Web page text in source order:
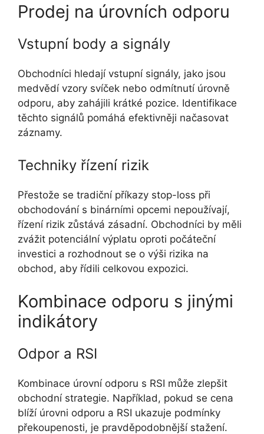
Prodej na úrovních odporu
Vstupní body a signály
Obchodníci hledají vstupní signály, jako jsou
medvědí vzory svíček nebo odmítnutí úrovně
odporu, aby zahájili krátké pozice. Identifikace
těchto signálů pomáhá efektivněji načasovat
záznamy.
Techniky řízení rizik
Přestože se tradiční příkazy stop-loss při
obchodování s binárními opcemi nepoužívají,
řízení rizik zůstává zásadní. Obchodníci by měli
zvážit potenciální výplatu oproti počáteční
investici a rozhodnout se o výši rizika na
obchod, aby řídili celkovou expozici.
Kombinace odporu s jinými
indikátory
Odpor a RSI
Kombinace úrovní odporu s RSI může zlepšit
obchodní strategie. Například, pokud se cena
blíží úrovni odporu a RSI ukazuje podmínky
překoupenosti, je pravděpodobnější stažení.